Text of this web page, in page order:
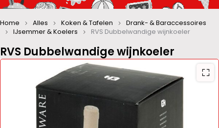
RVS Dubbelwandige wijnkoeler
Home Alles Koken & Tafelen
Drank- & Baraccessoires
IJsemmer & Koelers
RVS Dubbelwandige wijnkoeler